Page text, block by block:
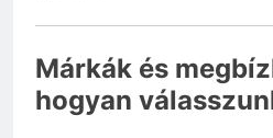
Márkák és
hogyan